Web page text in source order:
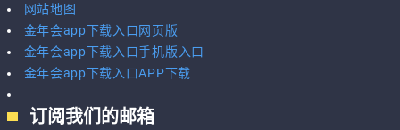
网站地图
金年会app下载入口网页版
金年会app下载入口手机版入口
金年会app下载入口APP下载
订阅我们的邮箱